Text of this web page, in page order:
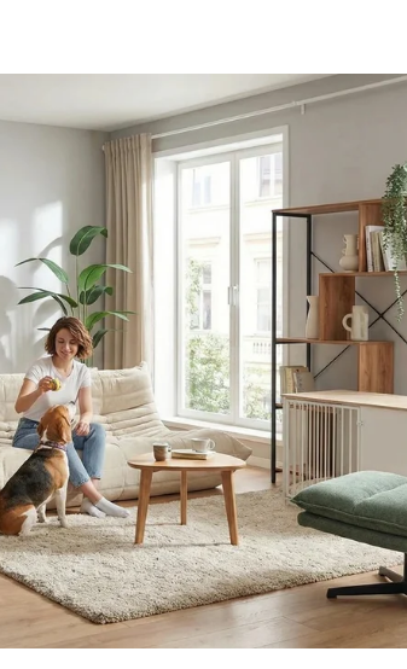
- AMIO H - Büroschrank
anzeigen - Sitzolo 2 - Loungesessel